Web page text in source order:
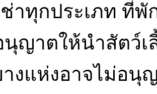
ช่าทุกประเภท ที่
นุญาตให้นำสัตว์เ
งแห่งอาจไม่อนุญ